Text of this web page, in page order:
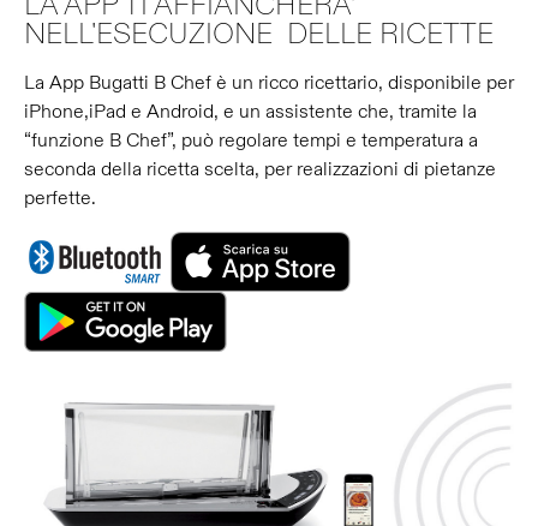
NELL'ESECUZIONE DELLE RICETTE
La App Bugatti B Chef è un ricco ricettario, disponibile per
iPhone,iPad e Android, e un assistente che, tramite la
“funzione B Chef”, può regolare tempi e temperatura a
seconda della ricetta scelta, per realizzazioni di pietanze
perfette.